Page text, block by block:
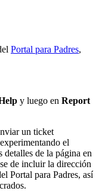
Portal para Padres,
y luego en Report
un ticket
el
de la página en
de incluir la dirección
Portal para Padres, así